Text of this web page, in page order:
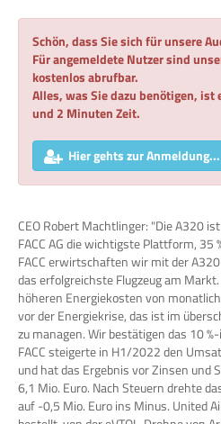
Schön, dass Sie sich für unsere
Für angemeldete Nutzer sind
kostenlos abrufbar.
Alles, was Sie dazu benötigen,
und 2 Minuten Zeit.
Hier gehts zur Anmeldung...
CEO Robert Machtlinger: "Die A320
FACC AG die wichtigste Plattform, 35
FACC erwirtschaften wir mit der
das erfolgreichste Flugzeug am
höheren Energiekosten von
vor der Energiekrise, das ist im
zu managen. Wir bestätigen das 10
FACC steigerte in H1/2022 den
und hat das Ergebnis vor Zinsen und
6,1 Mio. Euro. Nach Steuern drehte
auf -0,5 Mio. Euro ins Minus. United